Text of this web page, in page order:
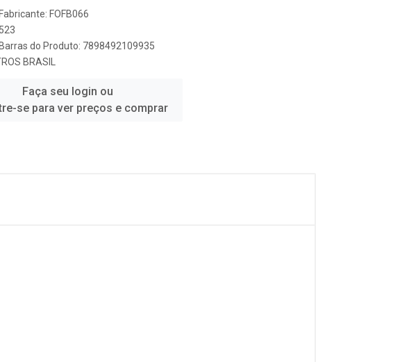
FOFB066
do Produto: 7898492109935
BRASIL
Faça seu login ou
se para ver preços e comprar